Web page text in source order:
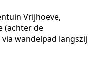
Vrijhoeve,
(achter de
wandelpad langszij